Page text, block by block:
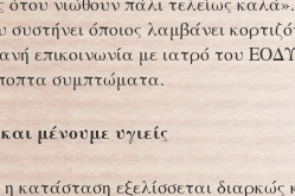
όποιος λαμβάνει
επικοινωνία με ιατρό του
συμπτώματα.
μένουμε υγιείς
κατάσταση εξελίσσεται διαρκώς